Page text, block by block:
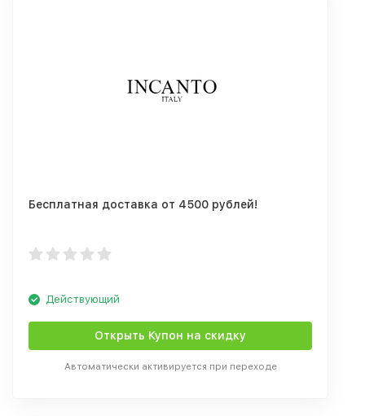
Бесплатная доставка от 4500 рублей!
Действующий
Открыть Купон на скидку
Автоматически активируется при переходе